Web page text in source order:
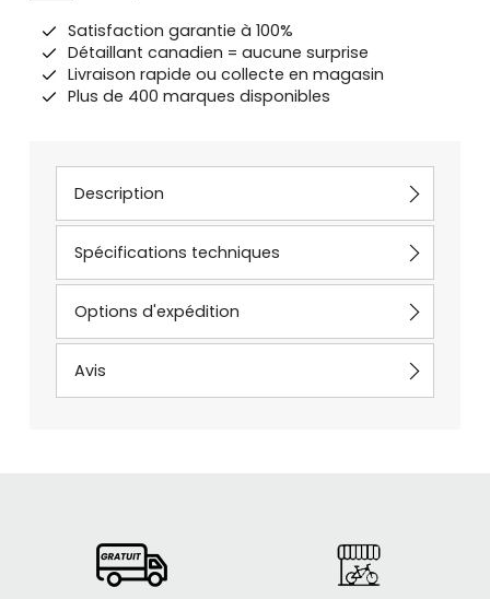
Satisfaction garantie à 100%
Détaillant canadien = aucune surprise
Livraison rapide ou collecte en magasin
Plus de 400 marques disponibles
Description
Spécifications techniques
Options d'expédition
Avis